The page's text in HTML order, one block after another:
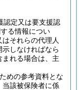
認定又は要支援認
る情報につい
それらの代理人
しなければなら
まれる場合は、主
めの参考資料とな
当該被保険者に係